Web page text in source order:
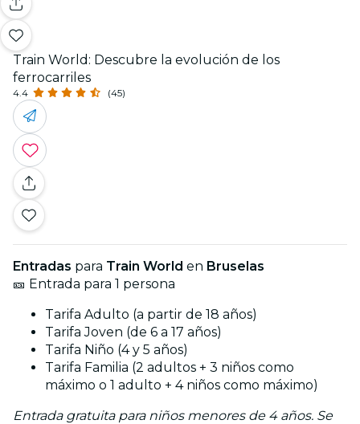
Train World: Descubre la evolución de los
ferrocarriles
4.4 (45)
Entradas para Train World en Bruselas
🎫 Entrada para 1 persona
Tarifa Adulto (a partir de 18 años)
Tarifa Joven (de 6 a 17 años)
Tarifa Niño (4 y 5 años)
Tarifa Familia (2 adultos + 3 niños como
máximo o 1 adulto + 4 niños como máximo)
Entrada gratuita para niños menores de 4 años. Se